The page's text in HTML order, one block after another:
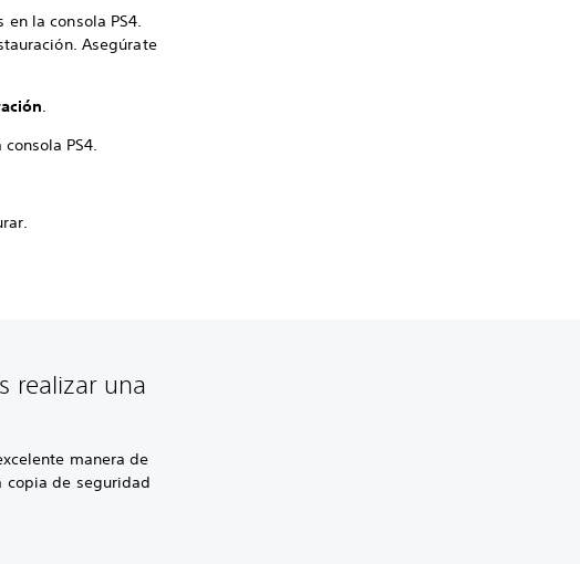
la consola PS4.
Asegúrate
.
PS4.
realizar una
manera de
copia de seguridad